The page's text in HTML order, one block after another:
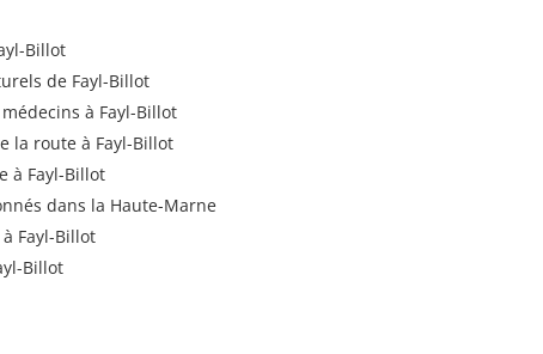
Billot
de Fayl-Billot
à Fayl-Billot
la route à Fayl-Billot
à Fayl-Billot
dans la Haute-Marne
Fayl-Billot
Billot